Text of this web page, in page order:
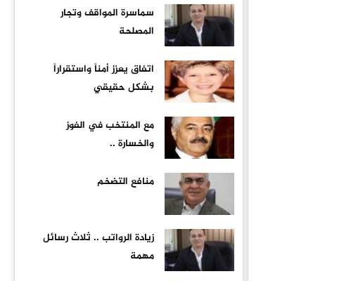
سماسرة المواقف وتجار
المصلحة
اتفاق يعزز أمناً واستقراراً
بشكل حقيقي
مع المنتخب في الفوز
والخسارة ..
منافع التضخم
زيادة الرواتب .. ثلاث رسائل
مهمة